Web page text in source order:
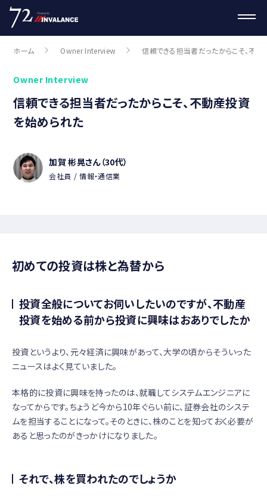
ホーム Owner Interview 信頼できる担当者だったからこそ、不
Owner Interview
信頼できる担当者だったからこそ、不動産投資
を始められた
加賀 彬晃さん（30代）
会社員 情報・通信業
初めての投資は株と為替から
投資全般についてお伺いしたいのですが、不動産
投資を始める前から投資に興味はおありでしたか
投資というより、元々経済に興味があって、大学の頃からそういった
ニュースはよく見ていました。
本格的に投資に興味を持ったのは、就職してシステムエンジニアに
なってからです。ちょうど今から10年ぐらい前に、証券会社のシステ
ムを担当することになって。そのときに、株のことを知っておく必要が
あると思ったのがきっかけになりました。
それで、株を買われたのでしょうか